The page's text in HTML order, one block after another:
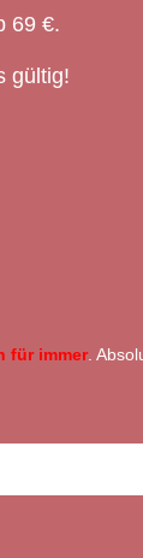
69 €.
gültig!
für immer.